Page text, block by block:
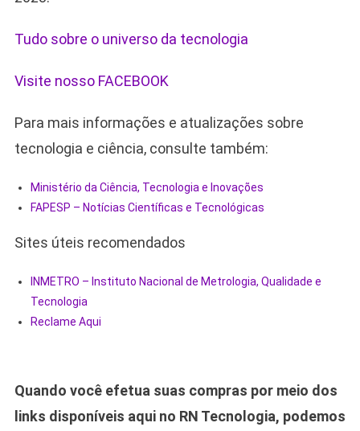
Tudo sobre o universo da tecnologia
Visite nosso FACEBOOK
Para mais informações e atualizações sobre
tecnologia e ciência, consulte também:
Ministério da Ciência, Tecnologia e Inovações
FAPESP – Notícias Científicas e Tecnológicas
Sites úteis recomendados
INMETRO – Instituto Nacional de Metrologia, Qualidade e
Tecnologia
Reclame Aqui
Quando você efetua suas compras por meio dos
links disponíveis aqui no RN Tecnologia, podemos